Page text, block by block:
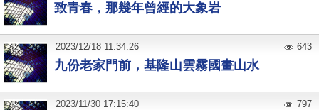
致青春，那幾年曾經的大象岩
九份老家門前，基隆山雲霧國畫山水
2023/12/18 11:34:26 643
2023/11/30 17:15:40 797